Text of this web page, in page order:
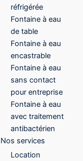
réfrigérée
Fontaine à eau
de table
Fontaine à eau
encastrable
Fontaine à eau
sans contact
pour entreprise
Fontaine à eau
avec traitement
antibactérien
Nos services
Location